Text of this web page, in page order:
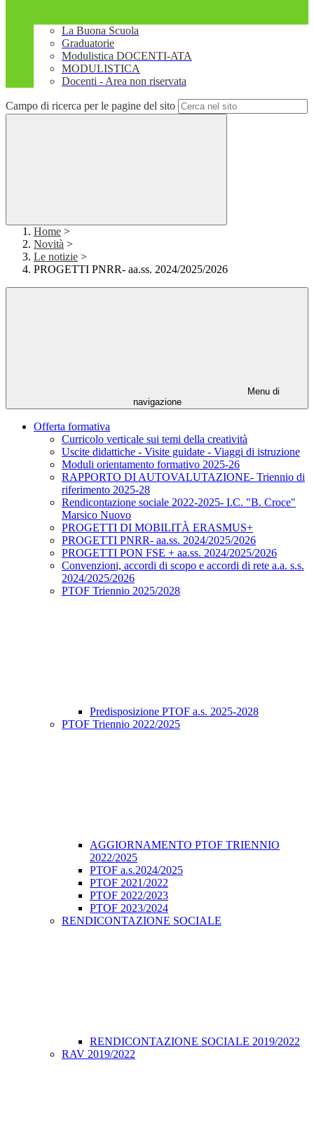
La Buona Scuola
Graduatorie
Modulistica DOCENTI-ATA
MODULISTICA
Docenti - Area non riservata
Campo di ricerca per le pagine del sito
Home >
Novità >
Le notizie >
PROGETTI PNRR- aa.ss. 2024/2025/2026
Menu di
navigazione
Offerta formativa
Curricolo verticale sui temi della creatività
Uscite didattiche - Visite guidate - Viaggi di istruzione
Moduli orientamento formativo 2025-26
RAPPORTO DI AUTOVALUTAZIONE- Triennio di
riferimento 2025-28
Rendicontazione sociale 2022-2025- I.C. "B. Croce"
Marsico Nuovo
PROGETTI DI MOBILITÀ ERASMUS+
PROGETTI PNRR- aa.ss. 2024/2025/2026
PROGETTI PON FSE + aa.ss. 2024/2025/2026
Convenzioni, accordi di scopo e accordi di rete a.a. s.s.
2024/2025/2026
PTOF Triennio 2025/2028
Predisposizione PTOF a.s. 2025-2028
PTOF Triennio 2022/2025
AGGIORNAMENTO PTOF TRIENNIO
2022/2025
PTOF a.s.2024/2025
PTOF 2021/2022
PTOF 2022/2023
PTOF 2023/2024
RENDICONTAZIONE SOCIALE
RENDICONTAZIONE SOCIALE 2019/2022
RAV 2019/2022